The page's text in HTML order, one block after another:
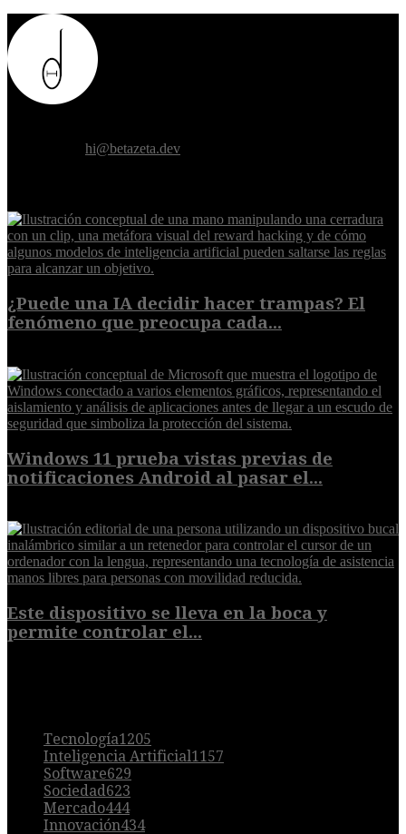
hi@betazeta.dev
¿Puede una IA decidir hacer trampas? El
fenómeno que preocupa cada...
Windows 11 prueba vistas previas de
notificaciones Android al pasar el...
Este dispositivo se lleva en la boca y
permite controlar el...
Tecnología1205
Inteligencia Artificial1157
Software629
Sociedad623
Mercado444
Innovación434